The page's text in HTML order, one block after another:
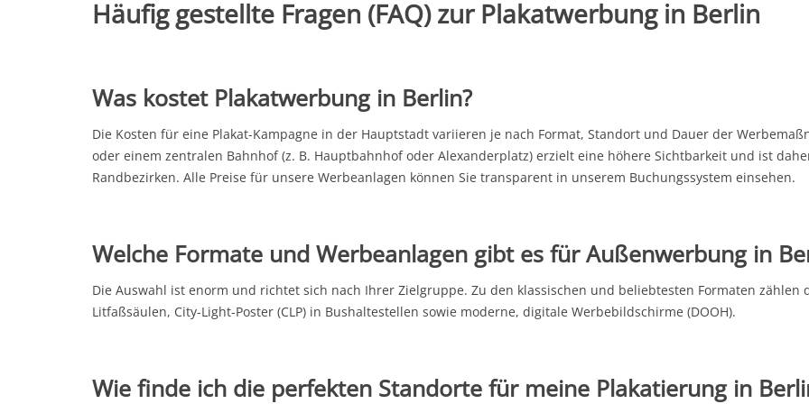
Häufig gestellte Fragen (FAQ) zur Plakatwerbung in Berlin
Was kostet Plakatwerbung in Berlin?
Die Kosten für eine Plakat-Kampagne in der Hauptstadt variieren je nach Format, Standort und Dauer der
oder einem zentralen Bahnhof (z. B. Hauptbahnhof oder Alexanderplatz) erzielt eine höhere Sichtbarkeit und ist
Randbezirken. Alle Preise für unsere Werbeanlagen können Sie transparent in unserem Buchungssystem einsehen.
Welche Formate und Werbeanlagen gibt es für Außenwerbung in
Die Auswahl ist enorm und richtet sich nach Ihrer Zielgruppe. Zu den klassischen und beliebtesten Formaten zählen
Litfaßsäulen, City-Light-Poster (CLP) in Bushaltestellen sowie moderne, digitale Werbebildschirme (DOOH).
Wie finde ich die perfekten Standorte für meine Plakatierung in